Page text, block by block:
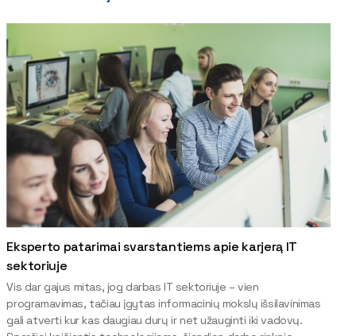
Eksperto patarimai svarstantiems apie karjerą IT
sektoriuje
Vis dar gajus mitas, jog darbas IT sektoriuje – vien
programavimas, tačiau įgytas informacinių mokslų išsilavinimas
gali atverti kur kas daugiau durų ir net užauginti iki vadovų.